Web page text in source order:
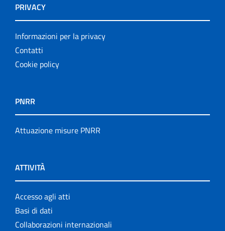
PRIVACY
Informazioni per la privacy
Contatti
Cookie policy
PNRR
Attuazione misure PNRR
ATTIVITÀ
Accesso agli atti
Basi di dati
Collaborazioni internazionali